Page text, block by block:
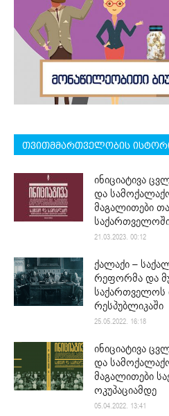
თვითმმართველობის
ინიციატივა
და
მაგალითები
21.03.2023. 00:12
ქალაქი –
რეფორმა და
რესპუბლიკაში
25.05.2022. 16:18
ინიციატივა
და
მაგალითები
ოკუპაციამდე
05.04.2022. 13:41